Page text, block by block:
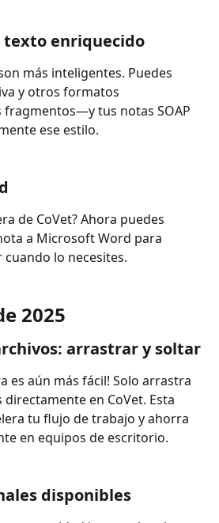
texto enriquecido
más inteligentes. Puedes
y otros formatos
tus notas SOAP
ese estilo.
de CoVet? Ahora puedes
a Microsoft Word para
lo necesites.
2025
arrastrar y soltar
es aún más fácil! Solo arrastra
en CoVet. Esta
tu flujo de trabajo y ahorra
en equipos de escritorio.
disponibles